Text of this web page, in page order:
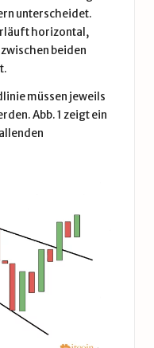
unterscheidet.
horizontal,
beiden
müssen jeweils
Abb. 1 zeigt ein